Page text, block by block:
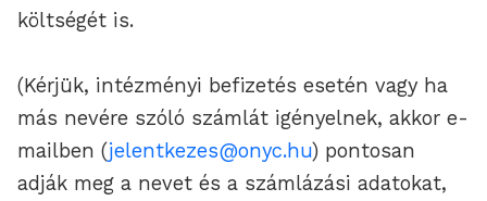
költségét is.
(Kérjük, intézményi befizetés esetén vagy ha
más nevére szóló számlát igényelnek, akkor e-
mailben (jelentkezes@onyc.hu) pontosan
adják meg a nevet és a számlázási adatokat,